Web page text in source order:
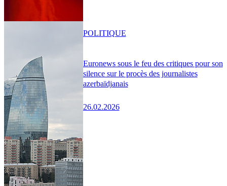
Euronews sous le feu des critiques pour son
silence sur le procès des journalistes
azerbaïdjanais
26.02.2026
POLITIQUE